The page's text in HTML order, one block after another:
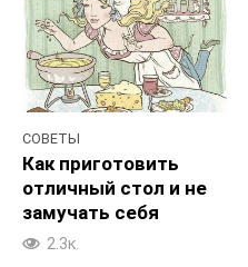
СОВЕТЫ
Как приготовить
отличный стол и не
замучать себя
2.3к.